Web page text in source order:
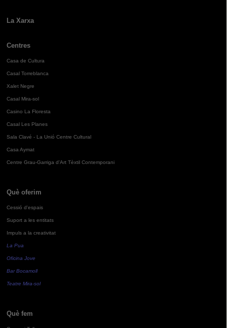
La Xarxa
Centres
Casa de Cultura
Casal Torreblanca
Xalet Negre
Casal Mira-sol
Casino La Floresta
Casal Les Planes
Sala Clavé - La Unió Centre Cultural
Casa Aymat
Centre Grau-Garriga d'Art Tèxtil Contemporani
Què oferim
Cessió d'espais
Suport a les entitats
Impuls a la creativitat
La Pua
Oficina Jove
Bar Bocamoll
Teatre Mira-sol
Què fem